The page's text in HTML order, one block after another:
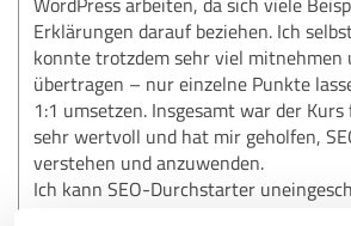
Erklärungen darauf beziehen. Ich
konnte trotzdem sehr viel mitnehmen
übertragen – nur einzelne Punkte
1:1 umsetzen. Insgesamt war der
sehr wertvoll und hat mir geholfen,
verstehen und anzuwenden.
Ich kann SEO-Durchstarter